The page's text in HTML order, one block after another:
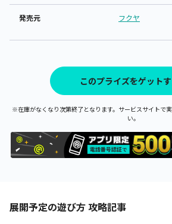
発売元 フクヤ
このプライズをゲット
※在庫がなくなり次第終了となります。サービスサイトで
い。
展開予定の遊び方 攻略記事